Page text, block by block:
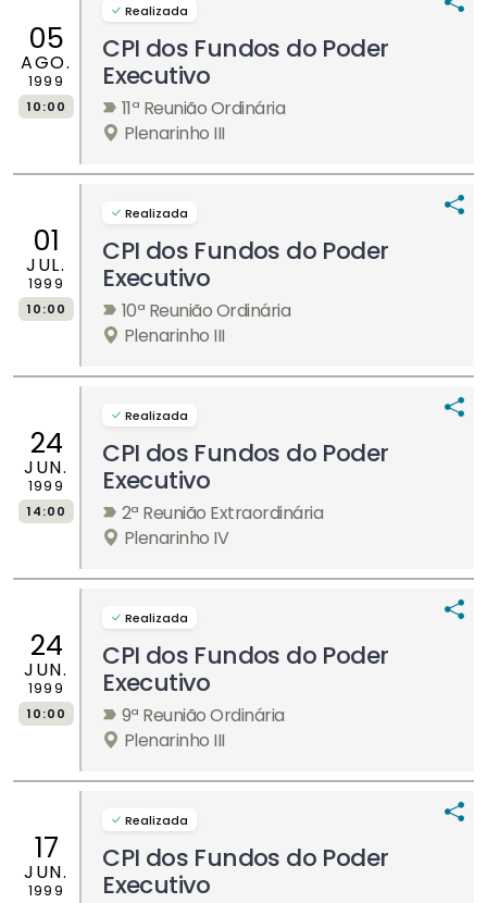
05
AGO.
1999
10:00
Realizada
CPI dos Fundos do Poder
Executivo
11ª Reunião Ordinária
Plenarinho III
01
JUL.
1999
10:00
Realizada
CPI dos Fundos do Poder
Executivo
10ª Reunião Ordinária
Plenarinho III
24
JUN.
1999
14:00
Realizada
CPI dos Fundos do Poder
Executivo
2ª Reunião Extraordinária
Plenarinho IV
24
JUN.
1999
10:00
Realizada
CPI dos Fundos do Poder
Executivo
9ª Reunião Ordinária
Plenarinho III
17
JUN.
1999
Realizada
CPI dos Fundos do Poder
Executivo